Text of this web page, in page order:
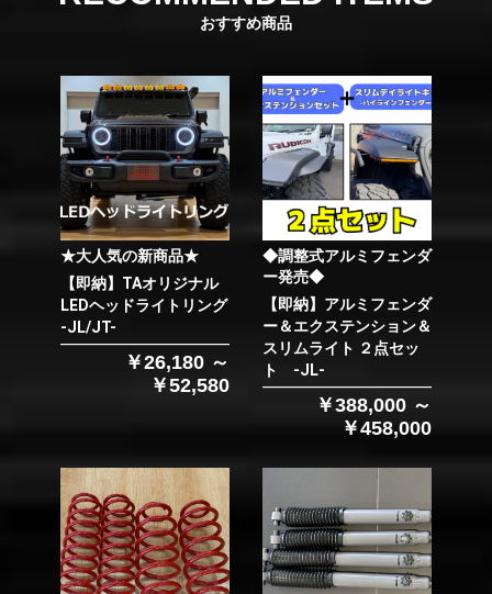
おすすめ商品
★大人気の新商品★
【即納】TAオリジナル
LEDヘッドライトリング
-JL/JT-
￥26,180 ～
￥52,580
◆調整式アルミフェンダ
ー発売◆
【即納】アルミフェンダ
ー＆エクステンション＆
スリムライト ２点セッ
ト -JL-
￥388,000 ～
￥458,000